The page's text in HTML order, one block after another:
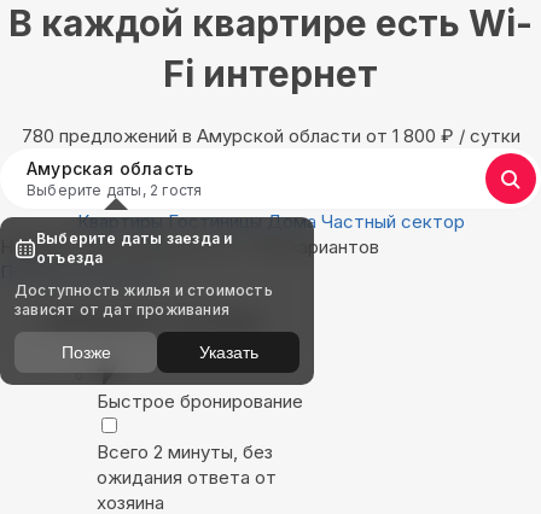
В каждой квартире есть Wi-
Fi интернет
780 предложений в Амурской области oт 1 800 ₽ / сутки
Амурская область
Выберите даты, 2 гостя
Квартиры Гостиницы Дома Частный сектор
Найдём, где остановиться : 780 вариантов
Показать на карте
Выбирайте лучшее
Быстрое бронирование
Всего 2 минуты, без
ожидания ответа от
хозяина
Выберите даты заезда и
отъезда
Доступность жилья и стоимость
зависят от дат проживания
Позже Указать